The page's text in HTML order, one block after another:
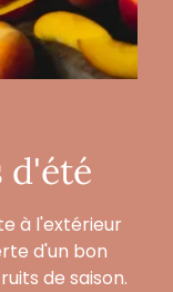
d'été
à l'extérieur
d'un bon
de saison.